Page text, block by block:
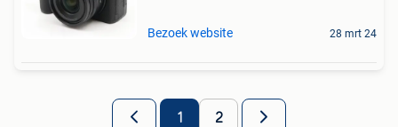
Bezoek website 28 mrt 24
1 2